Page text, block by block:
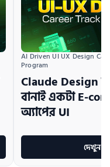
AI Driven UI UX Design
Program
Claude Design
বানাই একটা E-
অ্যাপের UI
দেখুন